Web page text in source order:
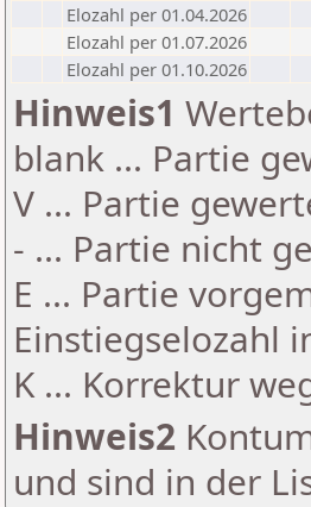
Elozahl per 01.04.2026
Elozahl per 01.07.2026
Elozahl per 01.10.2026
Hinweis1
blank ... Partie
V ... Partie
- ... Partie nicht
E ... Partie
Einstiegselozahl
K ... Korrektur
Hinweis2
und sind in der